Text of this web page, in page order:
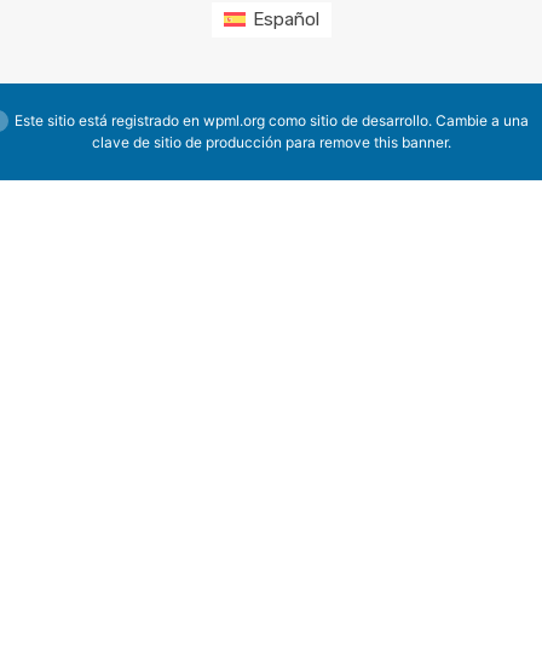
Español
Este sitio está registrado en wpml.orgcomo sitio de desarrollo. Cambie a una
clave de sitio de producción para remove this banner.